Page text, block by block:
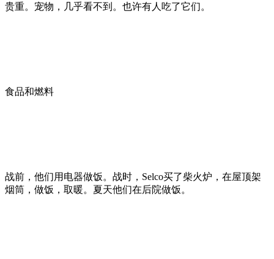
贵重。宠物，几乎看不到。也许有人吃了它们。
食品和燃料
战前，他们用电器做饭。战时，Selco买了柴火炉，在屋顶架
烟筒，做饭，取暖。夏天他们在后院做饭。